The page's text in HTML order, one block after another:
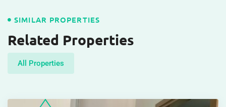
SIMILAR PROPERTIES
Related Properties
All Properties